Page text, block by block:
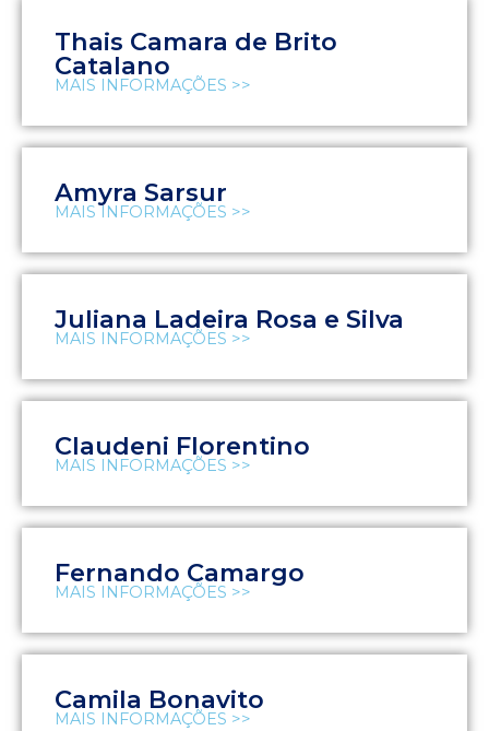
Thais Camara de Brito
Catalano
MAIS INFORMAÇÕES >>
Amyra Sarsur
MAIS INFORMAÇÕES >>
Juliana Ladeira Rosa e Silva
MAIS INFORMAÇÕES >>
Claudeni Florentino
MAIS INFORMAÇÕES >>
Fernando Camargo
MAIS INFORMAÇÕES >>
Camila Bonavito
MAIS INFORMAÇÕES >>